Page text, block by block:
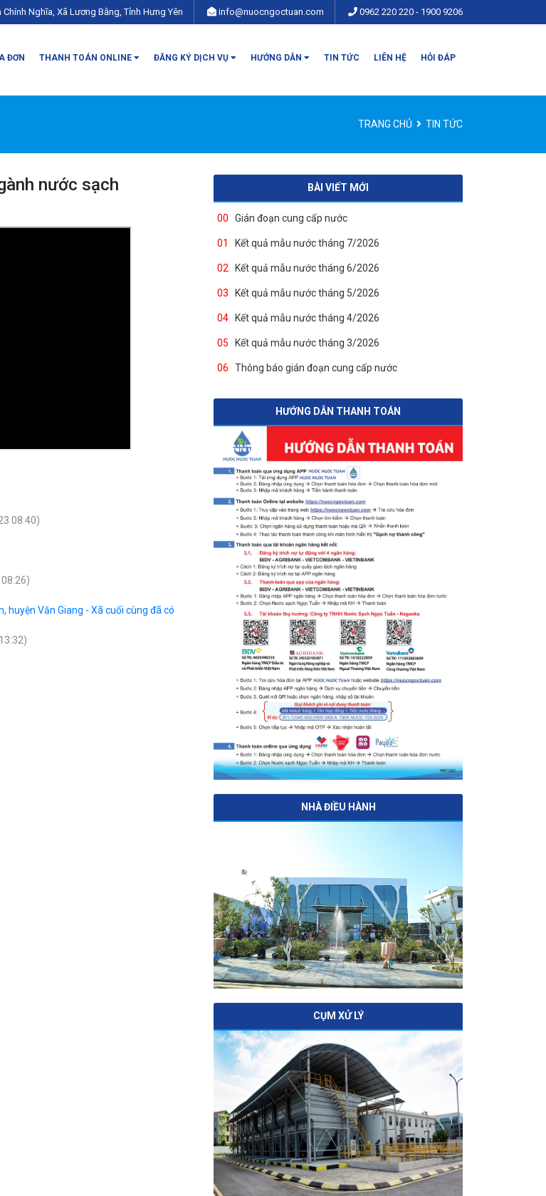
Chính Nghĩa, Xã Lương Bằng, Tỉnh Hưng Yên info@nuocngoctuan.com 0962 220 220 - 1900 9206
ĐƠN THANH TOÁN ONLINE ĐĂNG KÝ DỊCH VỤ HƯỚNG DẪN TIN TỨC LIÊN HỆ HỎI ĐÁP
TRANG CHỦ TIN TỨC
nước sạch
08:40)
huyện Văn Giang - Xã cuối cùng đã có
BÀI VIẾT MỚI
00 Gián đoạn cung cấp nước
01 Kết quả mẫu nước tháng 7/2026
02 Kết quả mẫu nước tháng 6/2026
03 Kết quả mẫu nước tháng 5/2026
04 Kết quả mẫu nước tháng 4/2026
05 Kết quả mẫu nước tháng 3/2026
06 Thông báo gián đoạn cung cấp nước
HƯỚNG DẪN THANH TOÁN
NHÀ ĐIỀU HÀNH
CỤM XỬ LÝ